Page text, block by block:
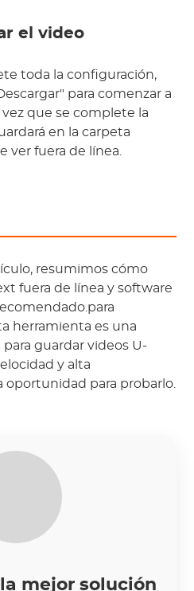
el video
toda la configuración,
para comenzar a
que se complete la
en la carpeta
ver fuera de línea.
resumimos cómo
fuera de línea y software
herramienta es una
guardar videos U-
y alta
oportunidad para probarlo.
mejor solución